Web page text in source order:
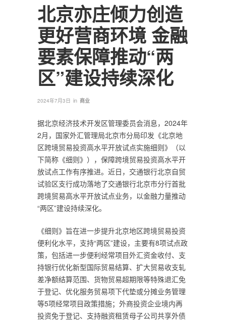
北京亦庄倾力创造
更好营商环境 金融
要素保障推动“两
区”建设持续深化
2024年7月3日 in 商业
据北京经济技术开发区管理委员会消息，2024年
2月，国家外汇管理局北京市分局印发《北京地
区跨境贸易投资高水平开放试点实施细则》（以
下简称《细则》），保障跨境贸易投资高水平开
放试点工作有序推进。近日，交通银行北京自贸
试验区支行成功落地了交通银行北京市分行首批
跨境贸易高水平开放试点业务，以金融力量推动
“两区”建设持续深化。
《细则》旨在进一步提升北京地区跨境贸易投资
便利化水平，支持“两区”建设，主要有8项试点政
策，包括进一步便利经常项目外汇资金收付、支
持银行优化新型国际贸易结算、扩大贸易收支轧
差净额结算范围、货物贸易超期限等特殊退汇免
于登记、优化服务贸易项下代垫或分摊业务管理
等5项经常项目政策措施；外商投资企业境内再
投资免于登记、支持融资租赁母子公司共享外债